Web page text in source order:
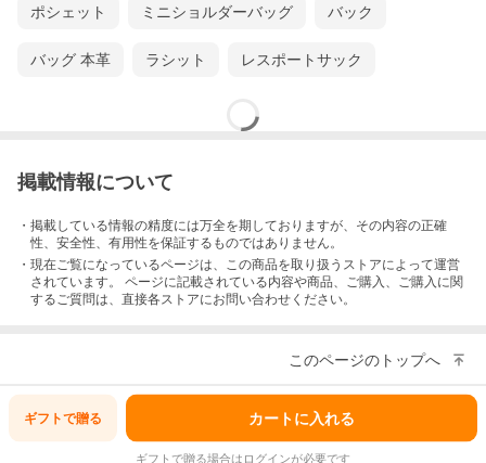
レザーバッグ ナイロンバッグ
ポシェット ミニショルダーバッグ バック
バッグ 本革 ラシット レスポートサック
掲載情報について
・掲載している情報の精度には万全を期しておりますが、その内容の正確
性、安全性、有用性を保証するものではありません。
・現在ご覧になっているページは、この商品を取り扱うストアによって運営
されています。 ページに記載されている内容や商品、ご購入 、ご購入に関
するご質問は、直接各ストアにお問い合わせください。
このページのトップへ
ギフトで贈る カートに入れる
ギフトで贈る場合はログインが必要です